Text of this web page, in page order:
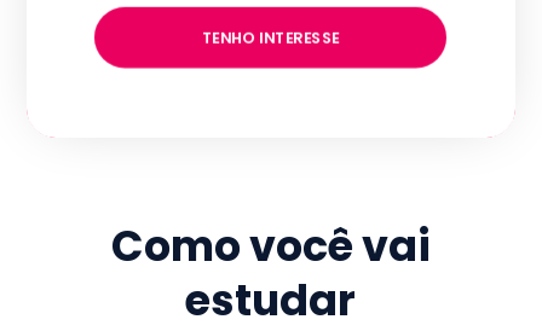
TENHO INTERESSE
Como você vai
estudar